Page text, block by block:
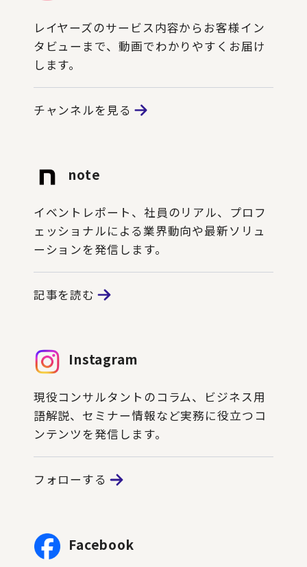
レイヤーズのサービス内容からお客様イン
タビューまで、動画でわかりやすくお届け
します。
チャンネルを見る
note
イベントレポート、社員のリアル、プロフ
ェッショナルによる業界動向や最新ソリュ
ーションを発信します。
記事を読む
Instagram
現役コンサルタントのコラム、ビジネス用
語解説、セミナー情報など実務に役立つコ
ンテンツを発信します。
フォローする
Facebook